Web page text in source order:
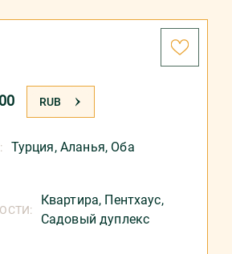
RUB
Турция, Аланья, Оба
Квартира, Пентхаус,
Садовый дуплекс